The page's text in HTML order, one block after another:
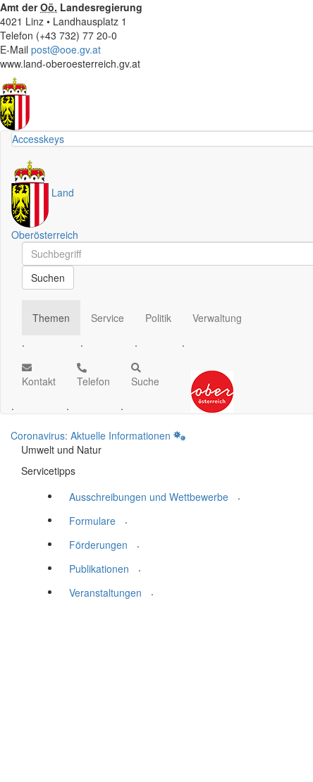
Amt derOö. Landesregierung
4021 Linz • Landhausplatz 1
Telefon (+43 732) 77 20-0
E-Mail post@ooe.gv.at
www.land-oberoesterreich.gv.at
Accesskeys
Land
Oberösterreich
Schnellsuche
Schnellsuche
Suchen
Themen
.
Service
.
Politik
.
Verwaltung
.
Kontakt
.
Telefon
.
Suche
.
Coronavirus: Aktuelle Informationen
Umwelt und Natur
Servicetipps
Ausschreibungen und Wettbewerbe
.
Formulare
.
Förderungen
.
Publikationen
.
Veranstaltungen
.